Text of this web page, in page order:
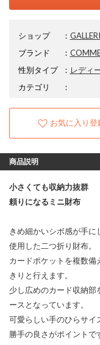
ショップ ：
ブランド
：
性別タイプ
： レディ
カテゴリ
：
お気に入り登
商品説明
小さくても収納力抜群
頼りになるミニ財布
きめ細かいシボ感が手に
使用した二つ折り財布。
カードポケットを複数備
きりと行えます。
少し広めのカード収納
ースとなっています。
可愛らしい手のひらサイ
勝手の良さがポイントで